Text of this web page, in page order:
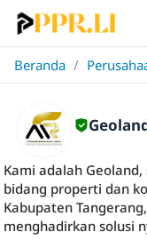
Beranda /
Kami adalah
bidang properti dan
Kabupaten
menghadirkan solusi